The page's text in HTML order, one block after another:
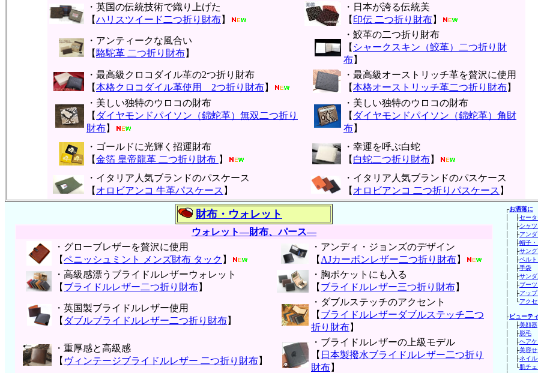
・英国の伝統技術で織り上げた
【ハリスツイード二つ折り財布】
・日本が誇る伝統美
【 印伝 二つ折り財布】
・アンティークな風合い
【駱駝革 二つ折り財布】
・鮫革の二つ折り財布
【 シャークスキン（鮫革）二つ折り財
布】
・最高級クロコダイル革の2つ折り財布
【本格クロコダイル革使用 2つ折り財布】
・最高級オーストリッチ革を贅沢に使用
【本格オーストリッチ革二つ折り財布】
・美しい独特のウロコの財布
【 ダイヤモンドパイソン（錦蛇革）無双二つ折り
財布】
・美しい独特のウロコの財布
【 ダイヤモンドパイソン（錦蛇革）角財
布】
・ゴールドに光輝く招運財布
【金箔 皇帝龍革 二つ折り財布 】
・幸運を呼ぶ白蛇
【 白蛇二つ折り財布】
・イタリア人気ブランドのパスケース
【 オロビアンコ 牛革パスケース 】
・イタリア人気ブランドのパスケース
【 オロビアンコ 二つ折りパスケース 】
財布・ウォレット
ウォレット―財布、パース―
・グローブレザーを贅沢に使用
【ペニッシュミント メンズ財布 タック 】
・アンディ・ジョンズのデザイン
【 AJカーボンレザー二つ折り財布】
・高級感漂うブライドルレザーウォレット
【 ブライドルレザー二つ折り財布】
・胸ポケットにも入る
【 ブライドルレザー三つ折り財布】
・英国製ブライドルレザー使用
【 ダブルブライドルレザー二つ折り財布】
・ダブルステッチのアクセント
【 ブライドルレザーダブルステッチ二つ
折り財布】
・重厚感と高級感
【 ヴィンテージブライドルレザー 二つ折り財布】
・ブライドルレザーの上級モデル
【 日本製撥水ブライドルレザー二つ折り
財布】
┌お洒落に
│ ├セー
│ ├シャ
│ ├アン
│ ├帽子
│ ├サン
│ ├ベル
│ ├手袋
│ ├サン
│ ├ブー
│ ├アッ
│ └アク
├ビューテ
│ ├美顔器
│ ├脱毛
│ ├ヘア
│ ├美容
│ ├ネイ
│ └肌チ